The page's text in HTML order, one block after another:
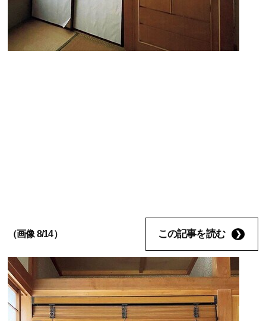
（画像 8/14） この記事を読む